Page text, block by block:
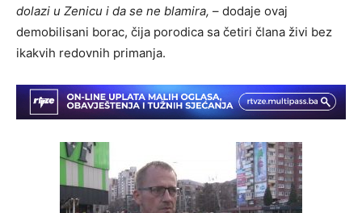
dolazi u Zenicu i da se ne blamira, – dodaje ovaj
demobilisani borac, čija porodica sa četiri člana živi bez
ikakvih redovnih primanja.